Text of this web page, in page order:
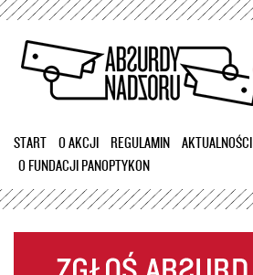
Przejdź
treści
START O AKCJI REGULAMIN
AKTUALNOŚCI
O FUNDACJI PANOPTYKON